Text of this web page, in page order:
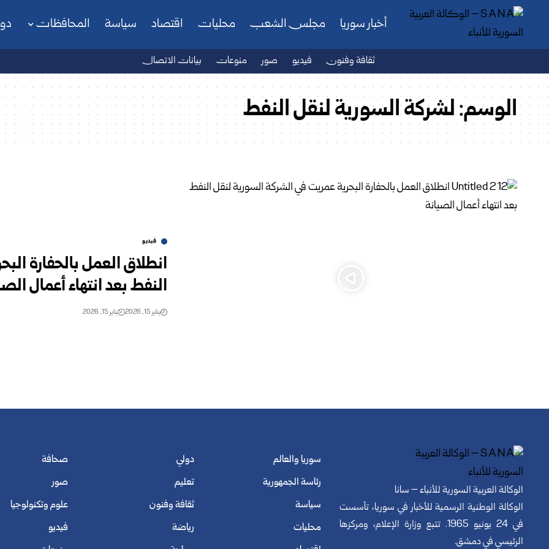
أخبار سوريا مجلس الشعب محليات اقتصاد سياسة المحافظات
ثقافة وفنون فيديو صور منوعات بيانات الاتصال
الوسم:لشركة السورية لنقل النفط
فيديو
انطلاق العمل بالحفارة
النفط بعد انتهاء أعمال
يناير 15, 2026 يناير 15, 2026
الوكالة العربية السورية للأنباء – سانا
الوكالة الوطنية الرسمية للأخبار في سوريا، تأسست
في 24 يونيو 1965. تتبع وزارة الإعلام، ومركزها
الرئيسي في دمشق.
سوريا والعالم
رئاسة الجمهورية
سياسة
محليات
دولي
تعليم
ثقافة وفنون
رياضة
صحافة
صور
علوم وتكنولوجيا
فيديو